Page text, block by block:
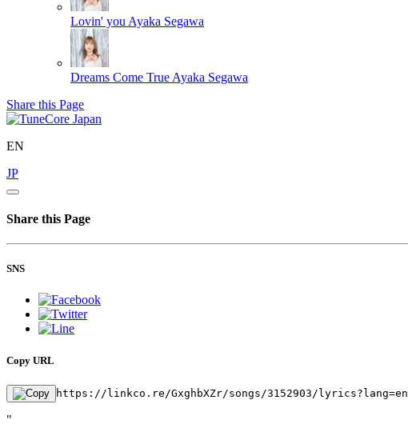
Lovin' you Ayaka Segawa
Dreams Come True Ayaka Segawa
Share this Page
EN
JP
Share this Page
SNS
Copy URL
https://linkco.re/GxghbXZr/songs/3152903/lyrics?lang=en
"